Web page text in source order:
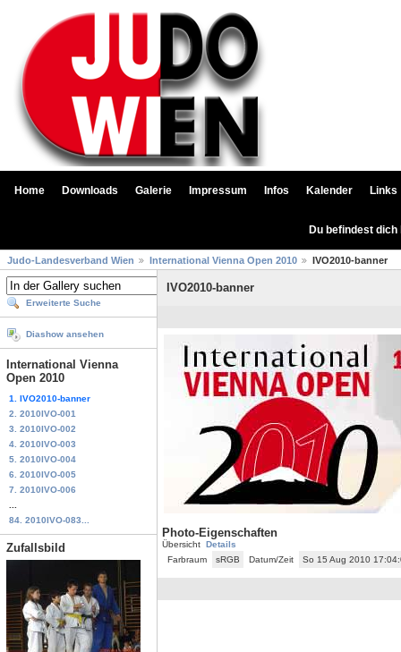
Home Downloads Galerie Impressum Infos Kalender Links
Du befindest
Judo-Landesverband Wien International Vienna Open 2010 IVO2010-banner
Erweiterte Suche
Diashow ansehen
International Vienna
Open 2010
1. IVO2010-banner
2. 2010IVO-001
3. 2010IVO-002
4. 2010IVO-003
5. 2010IVO-004
6. 2010IVO-005
7. 2010IVO-006
84. 2010IVO-083...
Zufallsbild
IVO2010-banner
Photo-Eigenschaften
Übersicht Details
Farbraum
sRGB Datum/Zeit So 15 Aug 2010